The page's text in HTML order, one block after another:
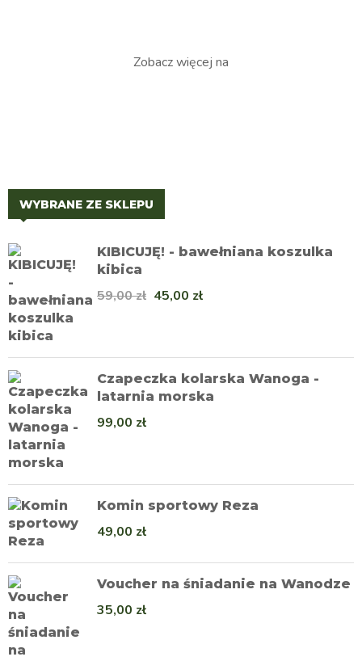
Zobacz więcej na
WYBRANE ZE SKLEPU
KIBICUJĘ! - bawełniana koszulka
kibica
59,00zł 45,00 zł
Czapeczka kolarska Wanoga -
latarnia morska
99,00 zł
Komin sportowy Reza
49,00 zł
Voucher na śniadanie na Wanodze
35,00 zł